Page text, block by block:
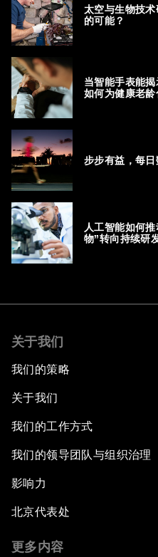
太空与生物技
的可能？
当智能手表能
如何为健康老龄
步步有益，每
人工智能如何
物”转向持续研
关于我们
我们的策略
关于我们
我们的工作方式
我们的领导团队与组织治理
影响力
北京代表处
更多内容